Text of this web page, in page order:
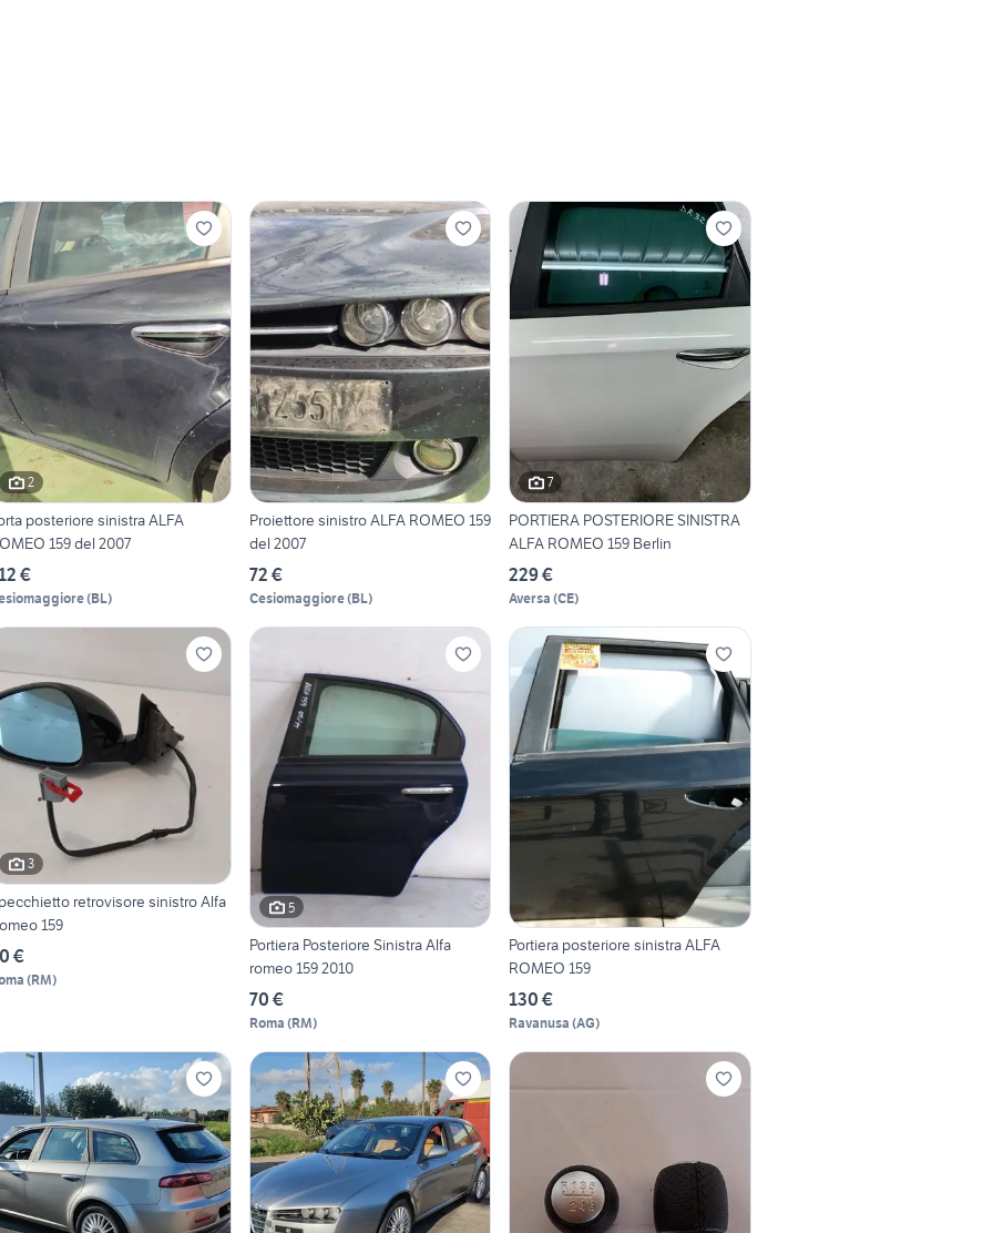
2
posteriore sinistra ALFA
159 del 2007
€
(BL)
Proiettore sinistro ALFA ROMEO 159
del 2007
72 €
Cesiomaggiore(BL)
7
PORTIERA POSTERIORE SINISTRA
ALFA ROMEO 159 Berlin
229 €
Aversa (CE)
3
retrovisore sinistro Alfa
159
€
(RM)
5
Portiera Posteriore Sinistra Alfa
romeo 159 2010
70 €
Roma (RM)
Portiera posteriore sinistra ALFA
ROMEO 159
130 €
Ravanusa (AG)